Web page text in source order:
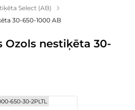
Select (AB)
30-650-1000 AB
Ozols nestiķēta 30-
650-30-2PLTL